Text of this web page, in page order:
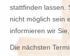
stattfinden lassen.
nicht möglich sein
informieren wir
Die nächsten